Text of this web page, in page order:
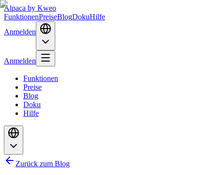
Alpaca by Kweo
FunktionenPreiseBlogDokuHilfe
Anmelden
Anmelden
Funktionen
Preise
Blog
Doku
Hilfe
Zurück zum Blog